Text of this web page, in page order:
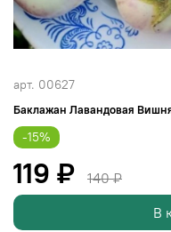
арт. 00627
Баклажан Лавандовая
-15%
119 ₽
140 ₽
В